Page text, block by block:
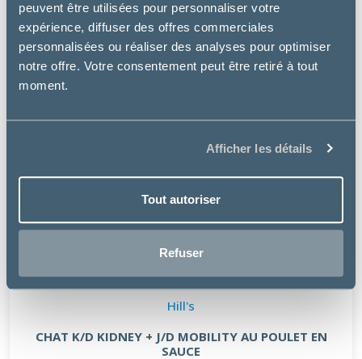
peuvent être utilisées pour personnaliser votre
expérience, diffuser des offres commerciales
personnalisées ou réaliser des analyses pour optimiser
notre offre. Votre consentement peut être retiré à tout
moment.
Afficher les détails
Tout autoriser
Refuser
Hill's
CHAT K/D KIDNEY + J/D MOBILITY AU POULET EN
SAUCE